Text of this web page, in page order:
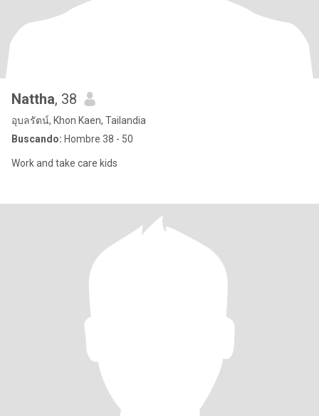
Nattha, 38
อุบลรัตน์, Khon Kaen, Tailandia
Buscando: Hombre 38 - 50
Work and take care kids